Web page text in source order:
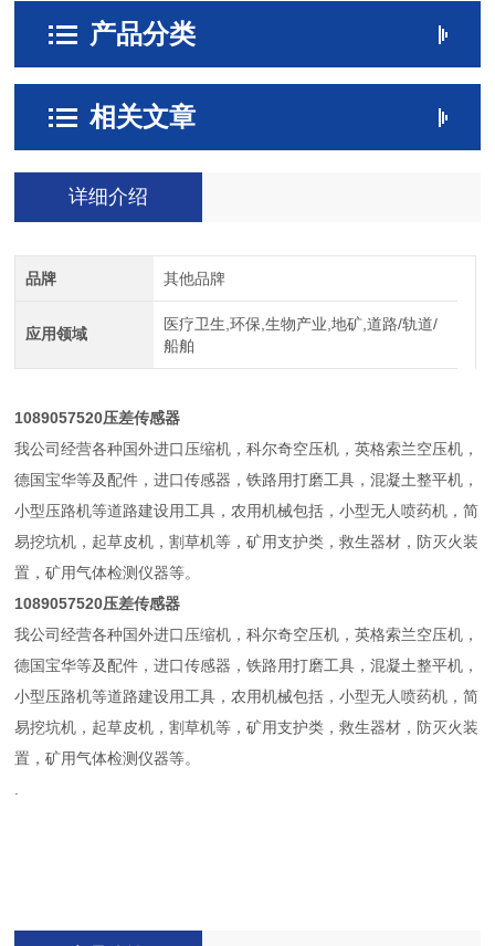
产品分类
相关文章
详细介绍
品牌 其他品牌
应用领域
医疗卫生,环保,生物产业,地矿,道路/轨道/
船舶
1089057520压差传感器
我公司经营各种国外进口压缩机，科尔奇空压机，英格索兰空压机，
德国宝华等及配件，进口传感器，铁路用打磨工具，混凝土整平机，
小型压路机等道路建设用工具，农用机械包括，小型无人喷药机，简
易挖坑机，起草皮机，割草机等，矿用支护类，救生器材，防灭火装
置，矿用气体检测仪器等。
1089057520压差传感器
我公司经营各种国外进口压缩机，科尔奇空压机，英格索兰空压机，
德国宝华等及配件，进口传感器，铁路用打磨工具，混凝土整平机，
小型压路机等道路建设用工具，农用机械包括，小型无人喷药机，简
易挖坑机，起草皮机，割草机等，矿用支护类，救生器材，防灭火装
置，矿用气体检测仪器等。